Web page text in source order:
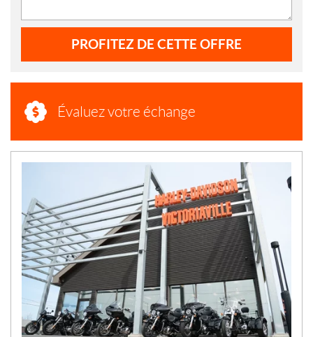
PROFITEZ DE CETTE OFFRE
Évaluez votre échange
U
V
E
L
L
E